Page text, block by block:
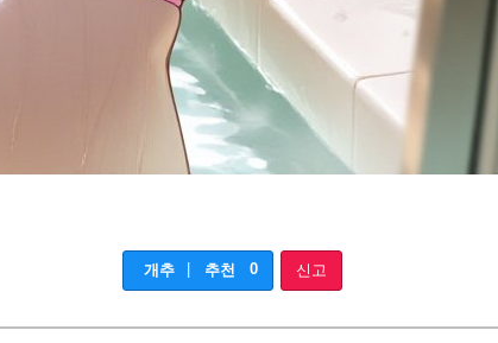
개추 추천 0 신고